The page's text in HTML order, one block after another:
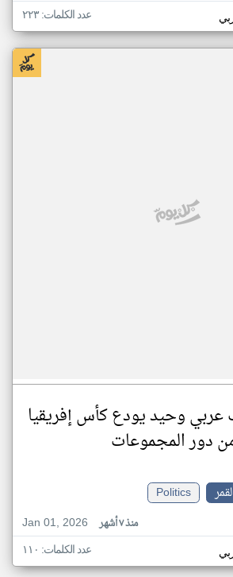
عدد الكلمات: ٢٢٣
وحيد يودع كأس إفريقيا
Politics
Jan 01, 2026
منذ ٧ أشهر
عدد الكلمات: ١١٠